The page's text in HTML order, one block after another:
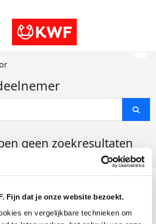
Fijn dat je onze website bezoekt.
en vergelijkbare technieken om
geen zoekresultaten